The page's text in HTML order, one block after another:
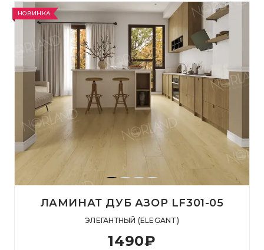
НОВИНКА
ЛАМИНАТ ДУБ АЗОР LF301-05
ЭЛЕГАНТНЫЙ (ELEGANT)
1490₽